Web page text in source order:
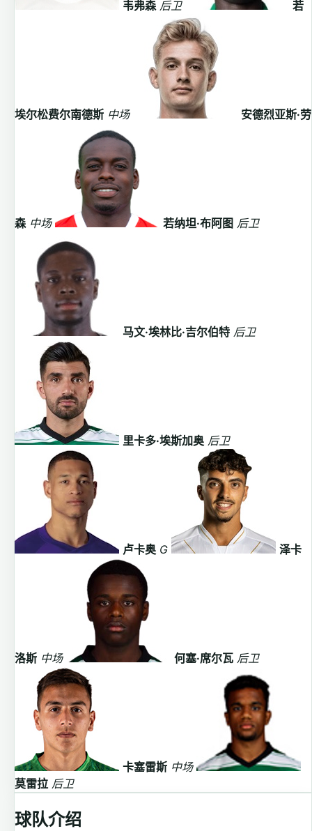
韦弗森 后卫 若
埃尔松费尔南德斯 中场 安德烈亚斯·劳
森 中场 若纳坦·布阿图 后卫
马文·埃林比·吉尔伯特 后卫
里卡多·埃斯加奥 后卫
卢卡奥 G 泽卡
洛斯 中场 何塞·席尔瓦 后卫
卡塞雷斯 中场
莫雷拉 后卫
球队介绍